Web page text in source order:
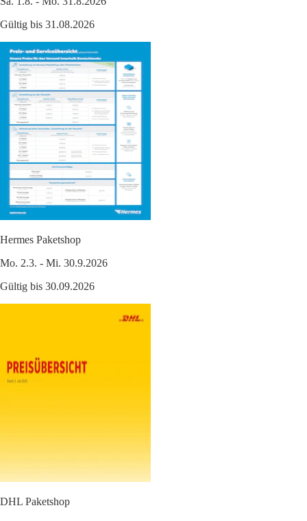
Gültig bis 31.08.2026
Hermes Paketshop
Mo. 2.3. - Mi. 30.9.2026
Gültig bis 30.09.2026
DHL Paketshop